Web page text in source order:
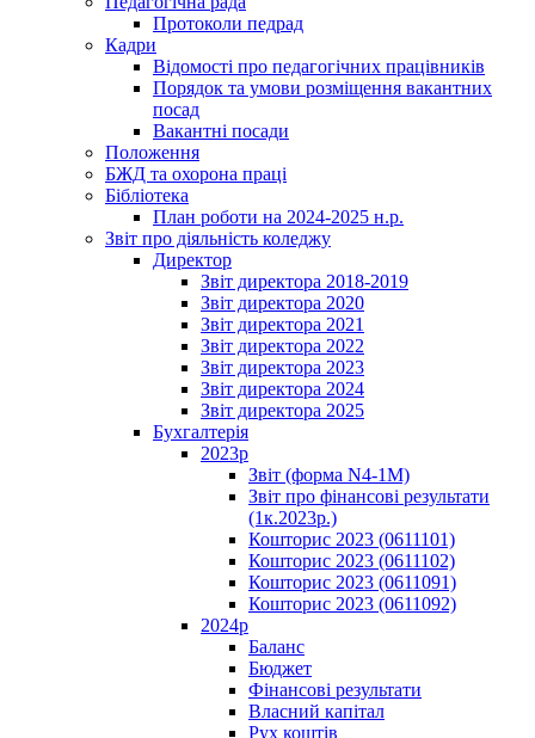
Протоколи педрад
Кадри
Відомості про педагогічних працівників
Порядок та умови розміщення вакантних
посад
Вакантні посади
Положення
БЖД та охорона праці
Бібліотека
План роботи на 2024-2025 н.р.
Звіт про діяльність коледжу
Директор
Звіт директора 2018-2019
Звіт директора 2020
Звіт директора 2021
Звіт директора 2022
Звіт директора 2023
Звіт директора 2024
Звіт директора 2025
Бухгалтерія
2023р
Звіт (форма N4-1M)
Звіт про фінансові результати
(1к.2023р.)
Кошторис 2023 (0611101)
Кошторис 2023 (0611102)
Кошторис 2023 (0611091)
Кошторис 2023 (0611092)
2024р
Баланс
Бюджет
Фінансові результати
Власний капітал
Рух коштів